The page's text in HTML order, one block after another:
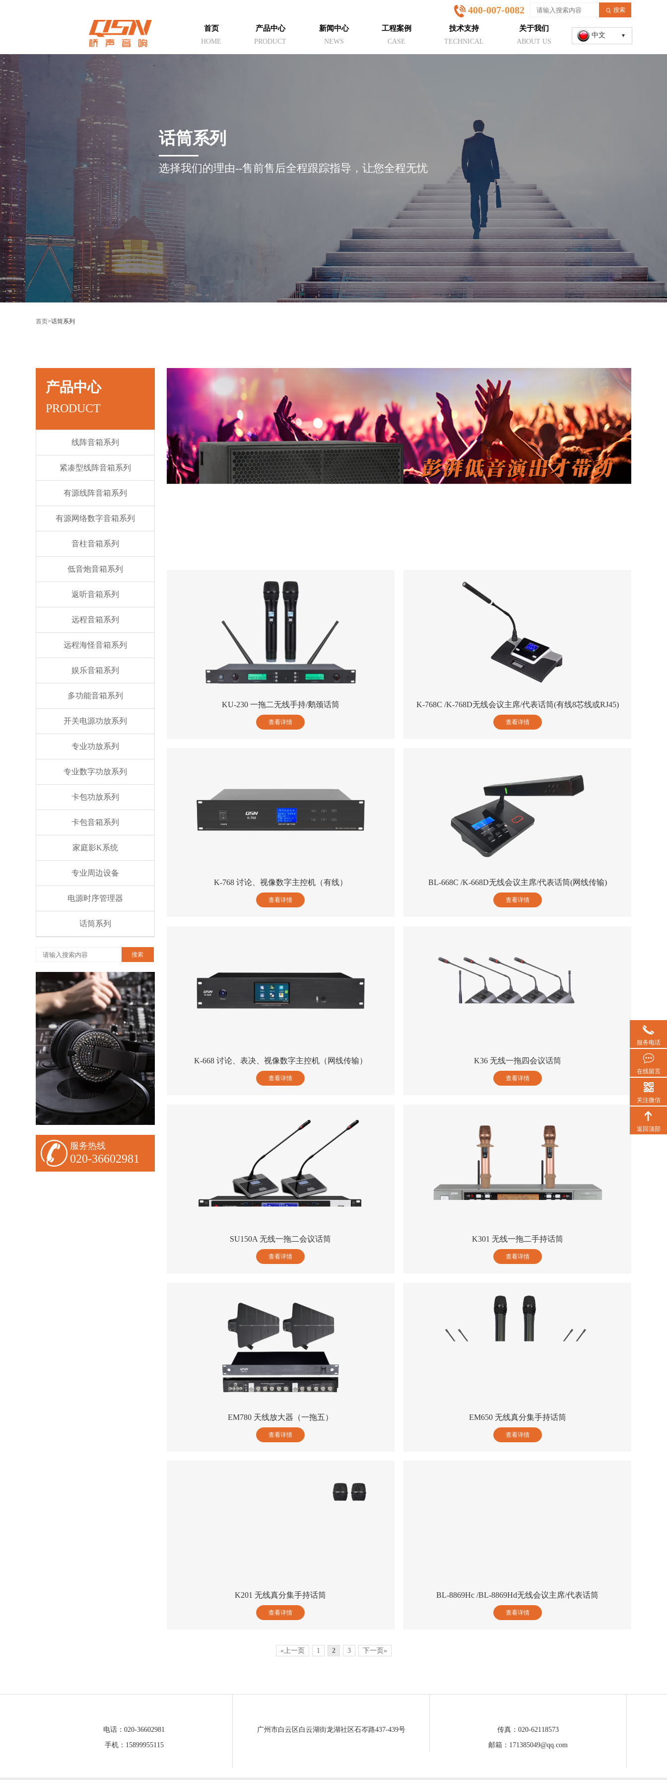
搜索
400-007-0082
中文
首页
HOME
产品中心
PRODUCT
新闻中心
NEWS
工程案例
CASE
技术支持
TECHNICAL
关于我们
ABOUT US
话筒系列
选择我们的理由--售前售后全程跟踪指导，让您全程无忧
首页>话筒系列
产品中心
PRODUCT
线阵音箱系列
紧凑型线阵音箱系列
有源线阵音箱系列
有源网络数字音箱系列
音柱音箱系列
低音炮音箱系列
返听音箱系列
远程音箱系列
远程海怪音箱系列
娱乐音箱系列
多功能音箱系列
开关电源功放系列
专业功放系列
专业数字功放系列
卡包功放系列
卡包音箱系列
家庭影K系统
专业周边设备
电源时序管理器
话筒系列
搜索
服务热线
020-36602981
KU-230 一拖二无线手持/鹅颈话筒
查看详情
K-768C /K-768D无线会议主席/代表话筒(有线8芯线或RJ45)
查看详情
K-768 讨论、视像数字主控机（有线）
查看详情
BL-668C /K-668D无线会议主席/代表话筒(网线传输)
查看详情
K-668 讨论、表决、视像数字主控机（网线传输）
查看详情
K36 无线一拖四会议话筒
查看详情
SU150A 无线一拖二会议话筒
查看详情
K301 无线一拖二手持话筒
查看详情
EM780 天线放大器（一拖五）
查看详情
EM650 无线真分集手持话筒
查看详情
K201 无线真分集手持话筒
查看详情
BL-8869Hc /BL-8869Hd无线会议主席/代表话筒
查看详情
«上一页 1 2 3 下一页»
服务电话
在线留言
关注微信
返回顶部
电话：020-36602981
手机：15899955115
广州市白云区白云湖街龙湖社区石岑路437-439号 传真：020-62118573
邮箱：171385049@qq.com